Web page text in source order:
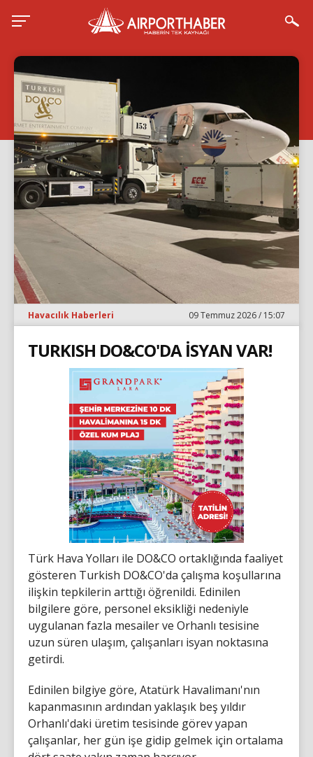
Havacılık Haberleri 09 Temmuz 2026 / 15:07
TURKISH DO&CO'DA İSYAN VAR!
Türk Hava Yolları ile DO&CO ortaklığında faaliyet
gösteren Turkish DO&CO'da çalışma koşullarına
ilişkin tepkilerin arttığı öğrenildi. Edinilen
bilgilere göre, personel eksikliği nedeniyle
uygulanan fazla mesailer ve Orhanlı tesisine
uzun süren ulaşım, çalışanları isyan noktasına
getirdi.
Edinilen bilgiye göre, Atatürk Havalimanı'nın
kapanmasının ardından yaklaşık beş yıldır
Orhanlı'daki üretim tesisinde görev yapan
çalışanlar, her gün işe gidip gelmek için ortalama